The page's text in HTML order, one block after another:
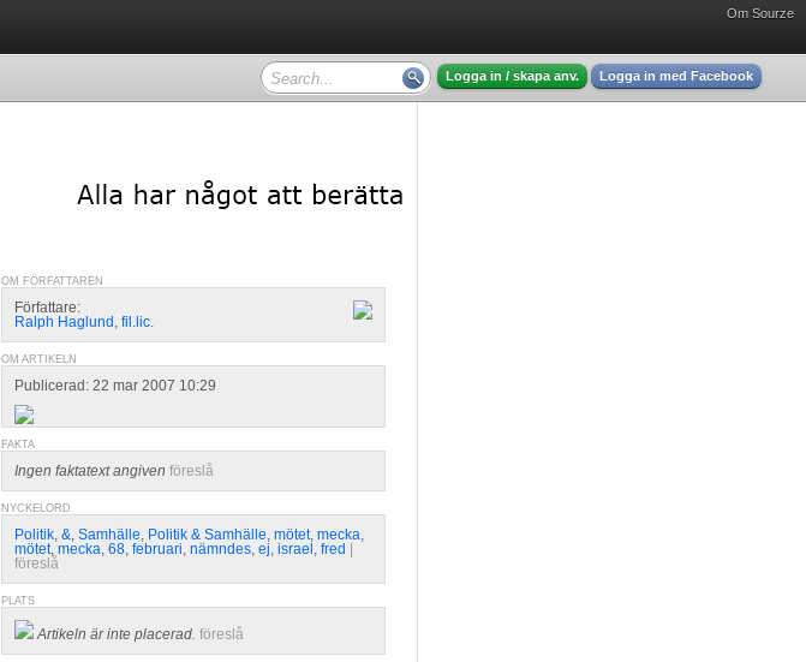
Om Sourze
Logga in / skapa anv. Logga in med Facebook
OM FÖRFATTAREN
Författare:
Ralph Haglund, fil.lic.
OM ARTIKELN
Publicerad: 22 mar 2007 10:29
FAKTA
Ingen faktatext angiven föreslå
NYCKELORD
Politik, &, Samhälle, Politik & Samhälle, mötet, mecka,
mötet, mecka, 68, februari, nämndes, ej, israel , fred
föreslå
PLATS
Artikeln är inte placerad. föreslå